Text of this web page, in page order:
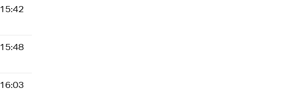
15:42
15:48
16:03